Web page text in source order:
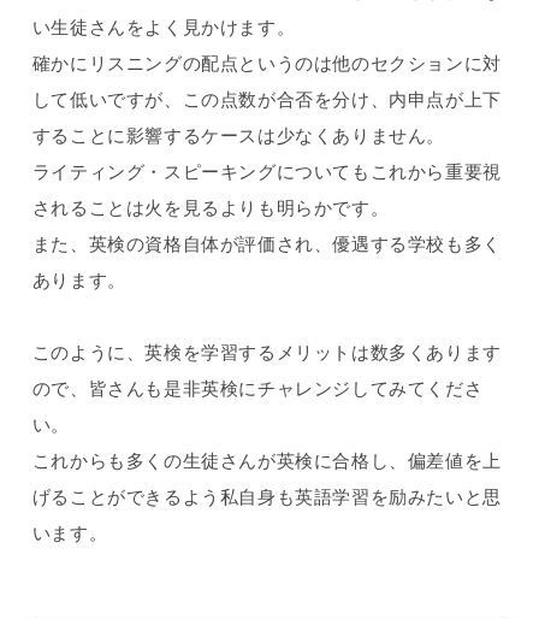
い生徒さんをよく見かけます。
確かにリスニングの配点というのは他のセクションに対
して低いですが、この点数が合否を分け、内申点が上下
することに影響するケースは少なくありません。
ライティング・スピーキングについてもこれから重要視
されることは火を見るよりも明らかです。
また、英検の資格自体が評価され、優遇する学校も多く
あります。
このように、英検を学習するメリットは数多くあります
ので、皆さんも是非英検にチャレンジしてみてくださ
い。
これからも多くの生徒さんが英検に合格し、偏差値を上
げることができるよう私自身も英語学習を励みたいと思
います。